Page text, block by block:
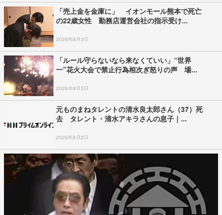
「売上金を金庫に」 イオンモール熊本で死亡
の22歳女性 勤務店運営会社の指示受け...
2026年8月3日
「ルール守らないなら来なくていい」“世界
一”花火大会で禁止行為相次ぎ怒りの声 場...
2026年8月3日
元ものまねタレントの清水良太郎さん（37）死
去 タレント・清水アキラさんの息子｜...
2026年8月2日